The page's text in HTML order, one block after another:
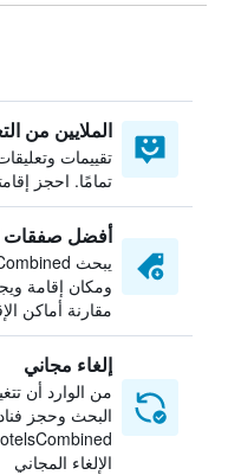
الملايين من
تقييمات
تمامًا. احجز
أفضل صفقات
ومكان إقامة
مقارنة أماكن
إلغاء مجاني
من الوارد أن
البحث وحجز
الإلغاء المجاني